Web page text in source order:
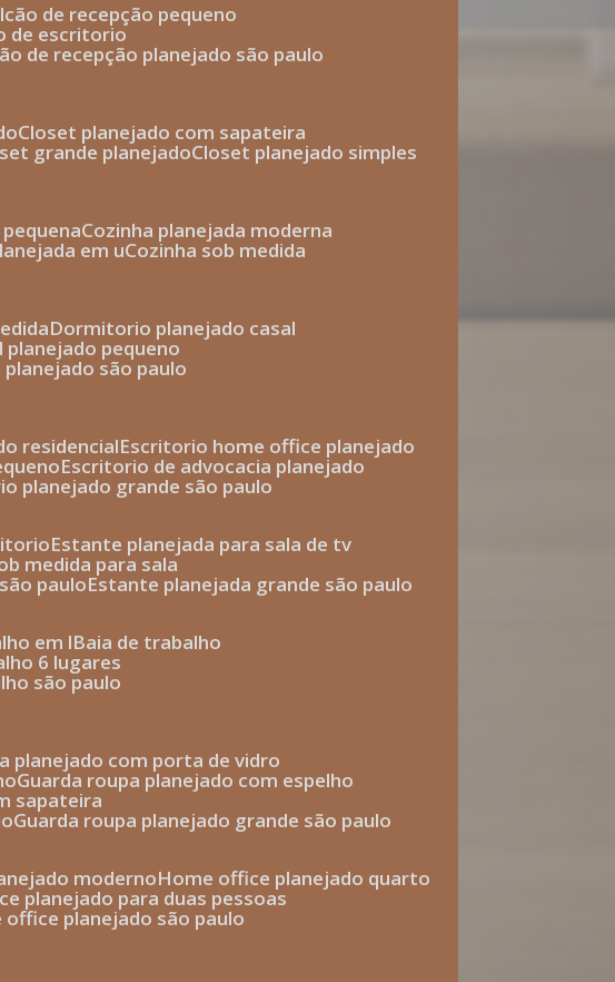
de recepção pequeno
de escritorio
de recepção planejado são paulo
closet planejado com sapateira
grande planejado closet planejado simples
pequena cozinha planejada moderna
em u cozinha sob medida
dormitorio planejado casal
planejado pequeno
planejado são paulo
residencial escritorio home office planejado
escritorio de advocacia planejado
planejado grande são paulo
estante planejada para sala de tv
medida para sala
paulo estante planejada grande são paulo
em l baia de trabalho
6 lugares
são paulo
planejado com porta de vidro
guarda roupa planejado com espelho
sapateira
guarda roupa planejado grande são paulo
moderno home office planejado quarto
planejado para duas pessoas
office planejado são paulo